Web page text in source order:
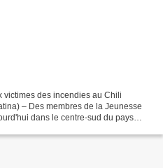
victimes des incendies au Chili
– Des membres de la Jeunesse
dans le centre-sud du pays